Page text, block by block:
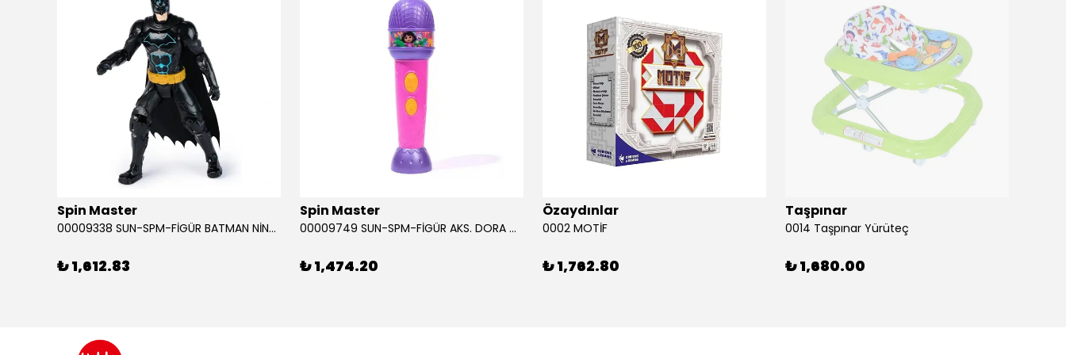
Spin Master
00009338 SUN-SPM-FİGÜR BATMAN NİNJA STRIKE 30 CM. EXC.
₺ 1,612.83
Spin Master
00009749 SUN-SPM-FİGÜR AKS. DORA MİKROFON YAĞMUR ORMANI RİTMİ (DORA) SESLİ
₺ 1,474.20
Özaydınlar
0002 MOTİF
₺ 1,762.80
Taşpınar
0014 Taşpınar Yürüteç
₺ 1,680.00